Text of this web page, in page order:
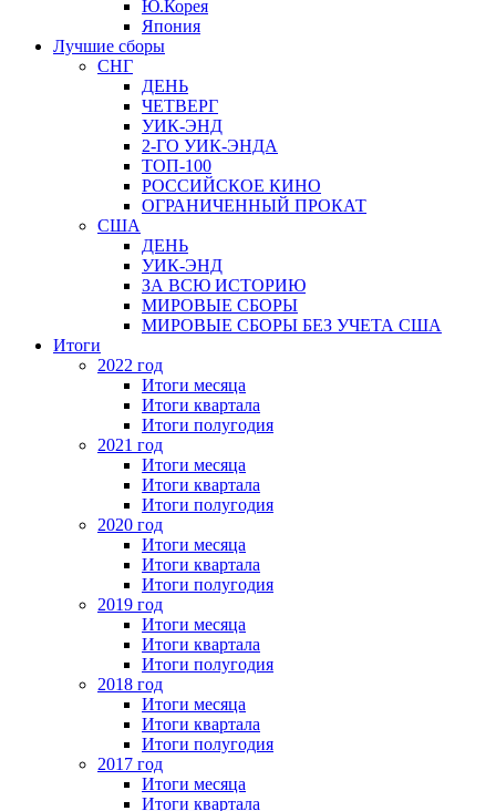
Ю.Корея
Япония
Лучшие сборы
СНГ
ДЕНЬ
ЧЕТВЕРГ
УИК-ЭНД
2-ГО УИК-ЭНДА
ТОП-100
РОССИЙСКОЕ КИНО
ОГРАНИЧЕННЫЙ ПРОКАТ
США
ДЕНЬ
УИК-ЭНД
ЗА ВСЮ ИСТОРИЮ
МИРОВЫЕ СБОРЫ
МИРОВЫЕ СБОРЫ БЕЗ УЧЕТА США
Итоги
2022 год
Итоги месяца
Итоги квартала
Итоги полугодия
2021 год
Итоги месяца
Итоги квартала
Итоги полугодия
2020 год
Итоги месяца
Итоги квартала
Итоги полугодия
2019 год
Итоги месяца
Итоги квартала
Итоги полугодия
2018 год
Итоги месяца
Итоги квартала
Итоги полугодия
2017 год
Итоги месяца
Итоги квартала